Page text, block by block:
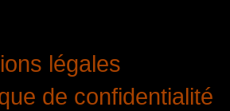
légales
de confidentialité